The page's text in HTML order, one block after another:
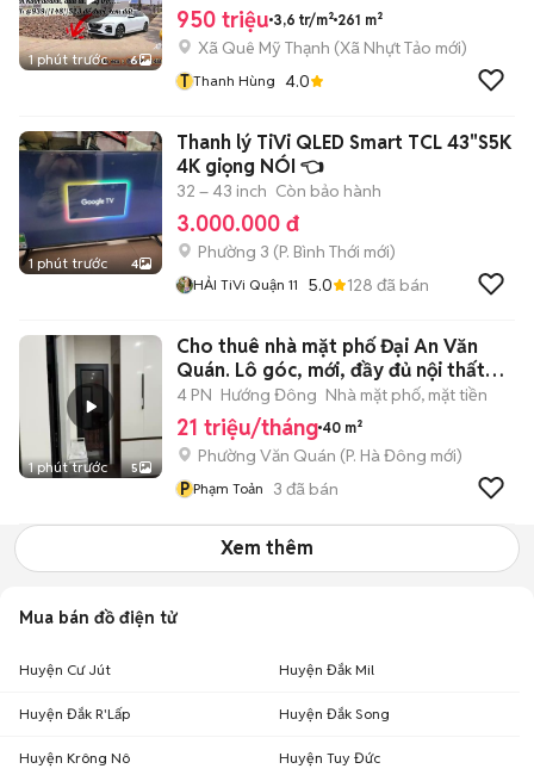
1 phút trước 6
950 triệu 3,6 tr/m² 261 m²
Xã Quê Mỹ Thạnh (Xã Nhựt Tảo mới)
T Thanh Hùng 4.0
1 phút trước 4
Thanh lý TiVi QLED Smart TCL 43"S5K
4K giọng NÓI 👈
32 – 43 inch Còn bảo hành
3.000.000 đ
Phường 3 (P. Bình Thới mới)
HẢI TiVi Quận 11 5.0 128 đã bán
1 phút trước 5
Cho thuê nhà mặt phố Đại An Văn
Quán. Lô góc, mới, đầy đủ nội thất
cao
4 PN Hướng Đông Nhà mặt phố, mặt tiền
21 triệu/tháng 40 m²
Phường Văn Quán (P. Hà Đông mới)
P Phạm Toản 3 đã bán
Xem thêm
Mua bán đồ điện tử
Huyện Cư Jút Huyện Đắk Mil
Huyện Đắk R'Lấp Huyện Đắk Song
Huyện Krông Nô Huyện Tuy Đức